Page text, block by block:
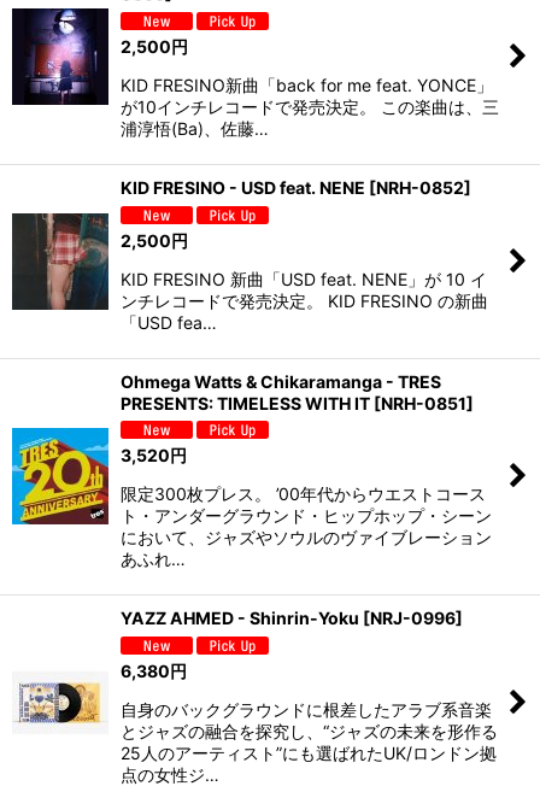
2,500円
KID FRESINO新曲「back for me feat. YONCE」
が10インチレコードで発売決定。 この楽曲は、三
浦淳悟(Ba)、佐藤…
KID FRESINO - USD feat. NENE [NRH-0852]
2,500円
KID FRESINO 新曲「USD feat. NENE」が 10 イ
ンチレコードで発売決定。 KID FRESINO の新曲
「USD fea…
Ohmega Watts & Chikaramanga - TRES
PRESENTS: TIMELESS WITH IT [NRH-0851]
3,520円
限定300枚プレス。 ’00年代からウエストコース
ト・アンダーグラウンド・ヒップホップ・シーン
において、ジャズやソウルのヴァイブレーション
あふれ…
YAZZ AHMED - Shinrin-Yoku [NRJ-0996]
6,380円
自身のバックグラウンドに根差したアラブ系音楽
とジャズの融合を探究し、“ジャズの未来を形作る
25人のアーティスト”にも選ばれたUK/ロンドン拠
点の女性ジ…